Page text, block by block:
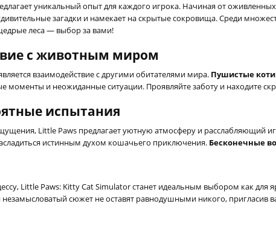
уникальный опыт для каждого игрока. Начиная от
загадки и намекает на скрытые сокровища. Среди
леса — выбор за вами!
с животным миром
взаимодействие с другими обитателями мира. Пушистые
моменты и неожиданные ситуации. Проявляйте заботу и находите
испытания
Little Paws предлагает уютную атмосферу и расслабляющий
истинным духом кошачьего приключения. Бесконечные
Little Paws: Kitty Cat Simulator станет идеальным выбором как для
незамысловатый сюжет не оставят равнодушными никого,